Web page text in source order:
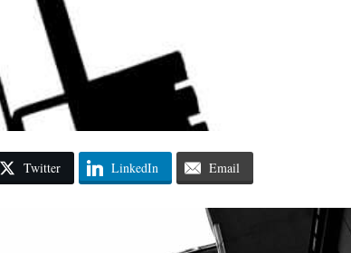
Twitter LinkedIn Email